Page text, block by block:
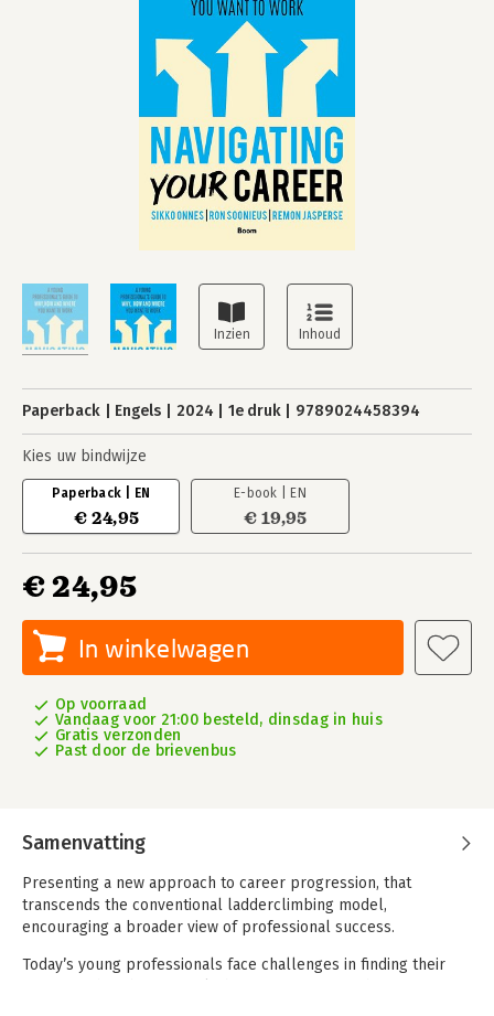
Paperback Engels 2024 1e druk 9789024458394
Kies uw bindwijze
Paperback | EN
€ 24,95
E-book | EN
€ 19,95
€ 24,95
In winkelwagen
Op voorraad
Vandaag voor 21:00 besteld, dinsdag in huis
Gratis verzonden
Past door de brievenbus
Samenvatting
Presenting a new approach to career progression, that
transcends the conventional ladderclimbing model,
encouraging a broader view of professional success.
Today’s young professionals face challenges in finding their